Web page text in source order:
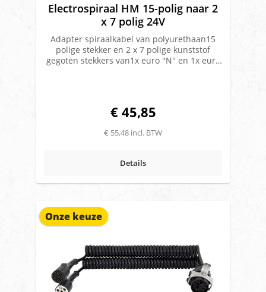
Electrospiraal HM 15-polig naar 2
x 7 polig 24V
Adapter spiraalkabel van polyurethaan15
polige stekker en 2 x 7 polige kunststof
gegoten stekkers van1x euro ''N'' en 1x euro
€ 45,85
€ 55,48 incl. BTW
Details
Onze keuze